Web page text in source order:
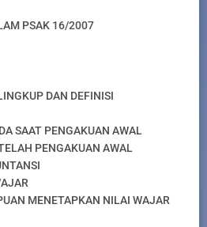
PSAK 16/2007
DAN DEFINISI
SAAT PENGAKUAN AWAL
PENGAKUAN AWAL
MENETAPKAN NILAI WAJAR